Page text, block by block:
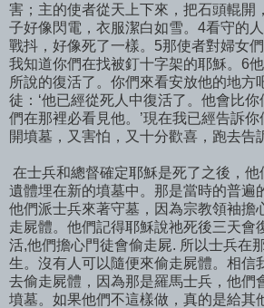
害；主的使者從天上下來，把石頭輥開
子好像閃電，衣服潔白如雪。4看守的
戰抖，好像死了一樣。5那使者對婦女們
我知道你們在找被釘十字架的耶穌。6
所說的復活了。你們來看安放他的地方
徒：‘他已經從死人中復活了。他會比
們在那裡必看見他。’現在我已經告訴
開墳墓，又害怕，又十分歡喜，跑去告
在士兵和總督確定耶穌是死了之後，
遺體埋在新的墳墓中。那是當時的普遍
他們派士兵來著守墓，因為宗教領袖擔
走屍體。他們記得耶穌說祂死後三天會
活,他們擔心門徒會偷走屍. 所以士兵在
生。沒有人可以隨便來偷走屍體。相信
去偷走屍體，因為那是羅馬士兵，他們
墳墓。如果他們不這樣做，真的是給其